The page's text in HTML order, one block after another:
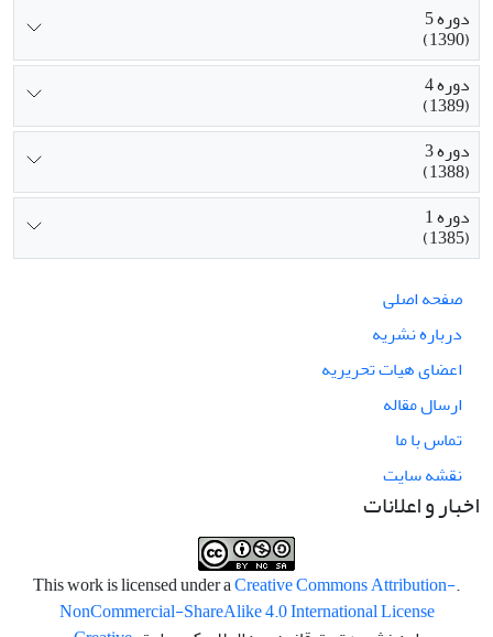
دوره 5
(1390)
دوره 4
(1389)
دوره 3
(1388)
دوره 1
(1385)
صفحه اصلی
درباره نشریه
اعضای هیات تحریریه
ارسال مقاله
تماس با ما
نقشه سایت
اخبار و اعلانات
.This work is licensed under a
Creative Commons Attribution-
NonCommercial-ShareAlike 4.0 International License